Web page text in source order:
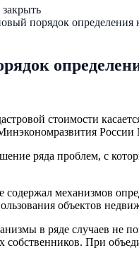
закрыть
порядок определения
стоимости
ряда проблем, с
содержал механизмов
объектов
в ряде случаев не
собственников. При